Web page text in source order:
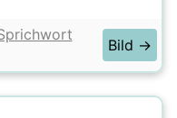
Bild →